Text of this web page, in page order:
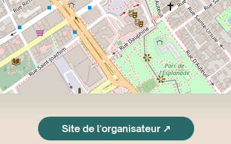
Site de l'organisateur ↗